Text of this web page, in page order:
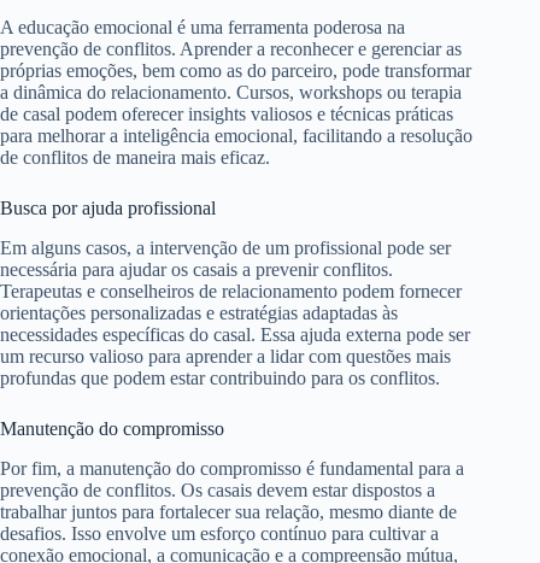
A educação emocional é uma ferramenta poderosa na
prevenção de conflitos. Aprender a reconhecer e gerenciar as
próprias emoções, bem como as do parceiro, pode transformar
a dinâmica do relacionamento. Cursos, workshops ou terapia
de casal podem oferecer insights valiosos e técnicas práticas
para melhorar a inteligência emocional, facilitando a resolução
de conflitos de maneira mais eficaz.
Busca por ajuda profissional
Em alguns casos, a intervenção de um profissional pode ser
necessária para ajudar os casais a prevenir conflitos.
Terapeutas e conselheiros de relacionamento podem fornecer
orientações personalizadas e estratégias adaptadas às
necessidades específicas do casal. Essa ajuda externa pode ser
um recurso valioso para aprender a lidar com questões mais
profundas que podem estar contribuindo para os conflitos.
Manutenção do compromisso
Por fim, a manutenção do compromisso é fundamental para a
prevenção de conflitos. Os casais devem estar dispostos a
trabalhar juntos para fortalecer sua relação, mesmo diante de
desafios. Isso envolve um esforço contínuo para cultivar a
conexão emocional, a comunicação e a compreensão mútua,